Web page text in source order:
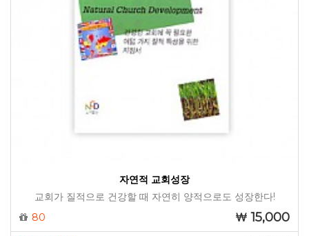
자연적 교회성장
교회가 질적으로 건강할 때 자연히 양적으로도 성장한다!
80
15,000